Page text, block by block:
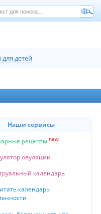
детей
Наши сервисы
рецепты new
овуляции
календарь
календарь